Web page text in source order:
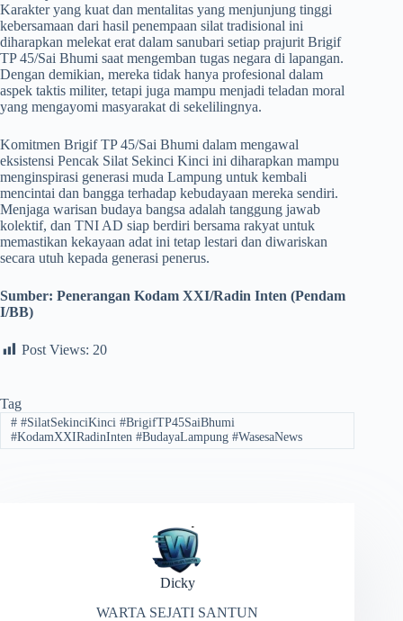
Karakter yang kuat dan mentalitas yang menjunjung tinggi
kebersamaan dari hasil penempaan silat tradisional ini
diharapkan melekat erat dalam sanubari setiap prajurit Brigif
TP 45/Sai Bhumi saat mengemban tugas negara di lapangan.
Dengan demikian, mereka tidak hanya profesional dalam
aspek taktis militer, tetapi juga mampu menjadi teladan moral
yang mengayomi masyarakat di sekelilingnya.
​Komitmen Brigif TP 45/Sai Bhumi dalam mengawal
eksistensi Pencak Silat Sekinci Kinci ini diharapkan mampu
menginspirasi generasi muda Lampung untuk kembali
mencintai dan bangga terhadap kebudayaan mereka sendiri.
Menjaga warisan budaya bangsa adalah tanggung jawab
kolektif, dan TNI AD siap berdiri bersama rakyat untuk
memastikan kekayaan adat ini tetap lestari dan diwariskan
secara utuh kepada generasi penerus.
Sumber: Penerangan Kodam XXI/Radin Inten (Pendam
I/BB)
Post Views: 20
Tag
##SilatSekinciKinci #BrigifTP45SaiBhumi
#KodamXXIRadinInten #BudayaLampung #WasesaNews
Dicky
WARTA SEJATI SANTUN